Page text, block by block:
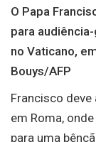
O Papa
para
no Vaticano,
Bouys/AFP
Francisco deve
em Roma,
para uma